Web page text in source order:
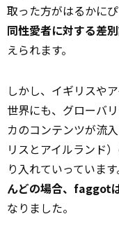
取った方がはるかに
同性愛者に対する差
えられます。
しかし、イギリスや
世界にも、グローバ
カのコンテンツが流
リスとアイルランド
り入れていっています
んどの場合、faggot
なりました。